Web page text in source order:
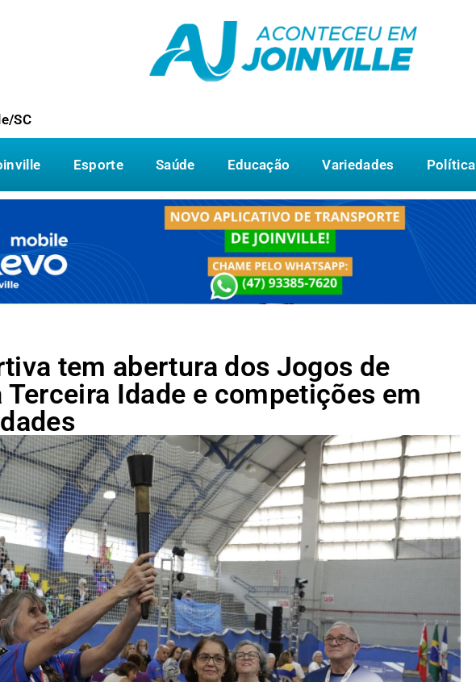
SC
Esporte Saúde Educação Variedades Política
tem abertura dos Jogos de
Terceira Idade e competições em